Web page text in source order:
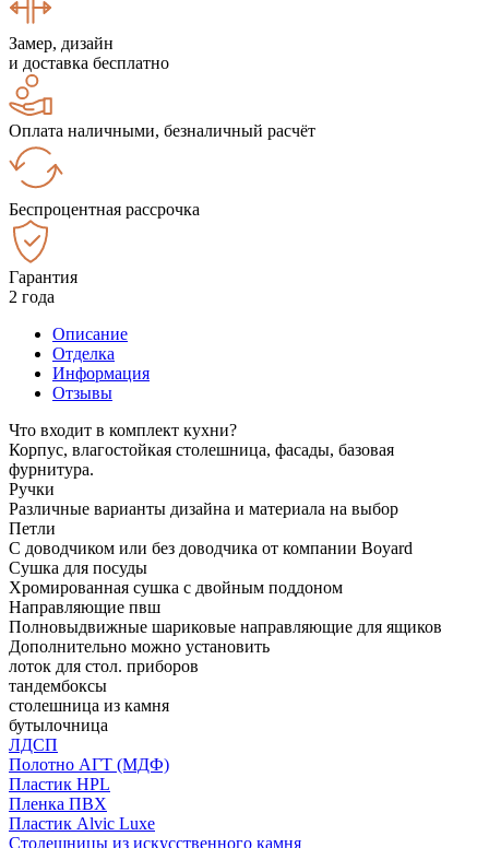
Замер, дизайн
и доставка бесплатно
Оплата наличными, безналичный расчёт
Беспроцентная рассрочка
Гарантия
2 года
Описание
Отделка
Информация
Отзывы
Что входит в комплект кухни?
Корпус, влагостойкая столешница, фасады, базовая
фурнитура.
Ручки
Различные варианты дизайна и материала на выбор
Петли
С доводчиком или без доводчика от компании Boyard
Сушка для посуды
Хромированная сушка с двойным поддоном
Направляющие пвш
Полновыдвижные шариковые направляющие для ящиков
Дополнительно можно установить
лоток для стол. приборов
тандембоксы
столешница из камня
бутылочница
ЛДСП
Полотно АГТ (МДФ)
Пластик HPL
Пленка ПВХ
Пластик Alvic Luxe
Столешницы из искусственного камня